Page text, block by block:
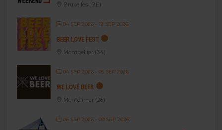
Bruxelles (BE)
04 SEP 2026- 12 SEP 2026
BEER LOVE FEST
Montpellier (34)
04 SEP 2026- 05 SEP 2026
WE LOVE BEER
Montélimar (26)
06 SEP 2026- 09 SEP 2026